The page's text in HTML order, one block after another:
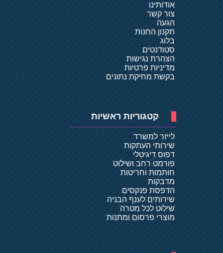
אודותינו
צור קשר
הגעה
תקנון החנות
בלוג
סטודנטים
הצהרת נגישות
מדיניות פרטיות
בקשת מחיקת נתונים
קטגוריות ראשיות
לייזר למשרד
שירותי העתקות
דפוס דיגיטלי
פורמט רחב ושילוט
חותמות וחריטות
מדבקות
הדפסת פנקסים
שירותים לענף הבניה
שילוט לכל מטרה
מוצרי פרסום ומתנות